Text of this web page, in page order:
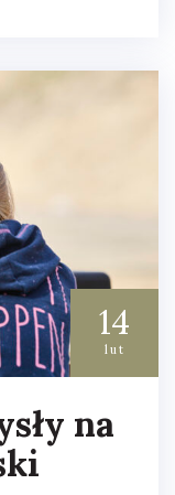
14
lut
na